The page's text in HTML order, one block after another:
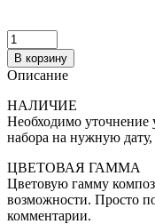
В корзину
Описание
НАЛИЧИЕ
Необходимо уточнение
набора на нужную дату,
ЦВЕТОВАЯ ГАММА
Цветовую гамму
возможности. Просто
комментарии.